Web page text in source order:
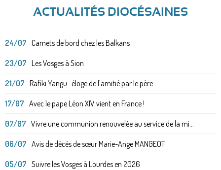
ACTUALITÉS DIOCÉSAINES
24/07 Carnets de bord chez les Balkans
23/07 Les Vosges à Sion
21/07 Rafiki Yangu : éloge de l'amitié par le père...
17/07 Avec le pape Léon XIV vient en France !
07/07 Vivre une communion renouvelée au service de la mi...
06/07 Avis de décès de sœur Marie-Ange MANGEOT
05/07 Suivre les Vosges à Lourdes en 2026